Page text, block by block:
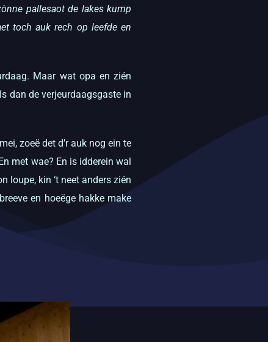
pallesaot de lakes kump
toch auk rech op leefde en
Maar wat opa en zién
dan de verjeurdaagsgaste in
zoeë det d’r auk nog ein te
met wae? En is idderein wal
loupe, kin ‘t neet anders zién
en hoeëge hakke make